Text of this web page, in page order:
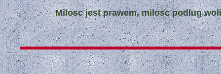
Milosc jest prawem, milosc podlug